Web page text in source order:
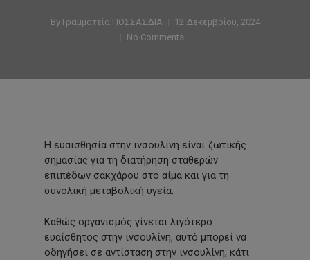
By Γραμματεία ΠΟΣΣΑΣΔΙΑ
12 Δεκεμβρίου, 2024
No Comments
Η ευαισθησία στην ινσουλίνη είναι ζωτικής
σημασίας για τη διατήρηση σταθερών
επιπέδων σακχάρου στο αίμα και για τη
συνολική μεταβολική υγεία.
Καθώς οργανισμός γίνεται λιγότερο
ευαίσθητος στην ινσουλίνη, αυτό μπορεί να
οδηγήσει σε αντίσταση στην ινσουλίνη, κάτι